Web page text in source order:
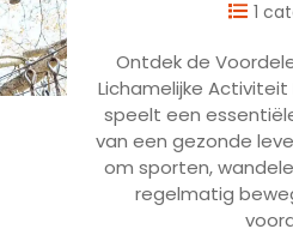
1
Ontdek de
Lichamelijke
speelt een
van een gezonde
om sporten,
regelmatig